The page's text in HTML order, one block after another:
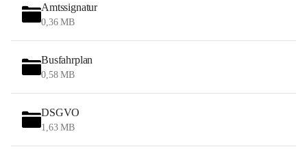
Stössing zählt noch zum Naherholungsraum Wien sowie
zum Naherholungsraum St. Pölten. Viele Bauernhöfe hatten
„ihre Wiener“. Seit 1960 bauten viele Wiener
Wochenendhäuser im Gemeindegebiet. Wegen des
waldreichen Jagdgebietes haben viele Jagdpächter ihre
Das Wandern ist aus touristischer Sicht die bedeutendste
Tätigkeit. Das hügelige Gebiet mit Wanderwegen durch
Wiesen, Wälder und Obstkulturen lädt dazu ein. Gefördert
Amtssignatur
0,36 MB
Busfahrplan
0,58 MB
DSGVO
1,63 MB